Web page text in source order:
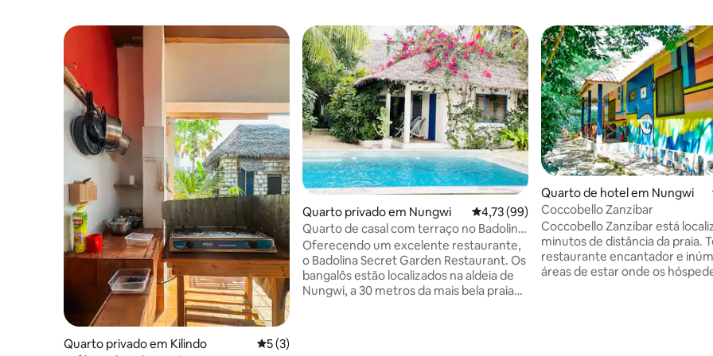
Quarto privado em Kilindo Classificação média de 5 em 5 estrelas, 3avaliações
5 (3)
Quarto privado em Nungwi Classificação média de 4,73 em 5 estrelas,
4,73 (99)
Quarto de casal com terraço no Badolina
Bungalows
Oferecendo um excelente restaurante,
o Badolina Secret Garden Restaurant. Os
bangalôs estão localizados na aldeia de
Nungwi, a 30 metros da mais bela praia
Quarto de hotel em Nungwi
Coccobello Zanzibar
Coccobello Zanzibar está
minutos de distância da praia.
restaurante encantador e
áreas de estar onde os